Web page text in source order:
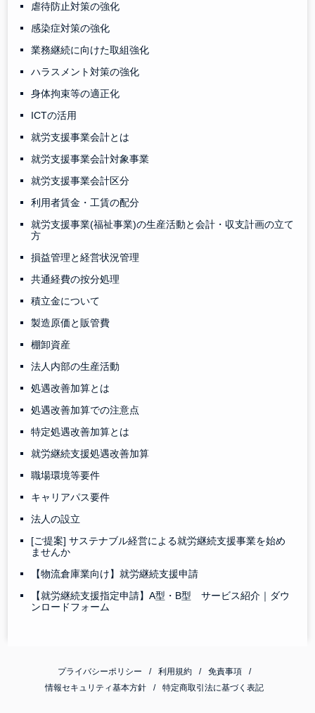
虐待防止対策の強化
感染症対策の強化
業務継続に向けた取組強化
ハラスメント対策の強化
身体拘束等の適正化
ICTの活用
就労支援事業会計とは
就労支援事業会計対象事業
就労支援事業会計区分
利用者賃金・工賃の配分
就労支援事業(福祉事業)の生産活動と会計・収支計画の立て
方
損益管理と経営状況管理
共通経費の按分処理
積立金について
製造原価と販管費
棚卸資産
法人内部の生産活動
処遇改善加算とは
処遇改善加算での注意点
特定処遇改善加算とは
就労継続支援処遇改善加算
職場環境等要件
キャリアパス要件
法人の設立
[ご提案] サステナブル経営による就労継続支援事業を始め
ませんか
【物流倉庫業向け】就労継続支援申請
【就労継続支援指定申請】A型・B型 サービス紹介｜ダウ
ンロードフォーム
プライバシーポリシー 利用規約
免責事項
情報セキュリティ基本方針
特定商取引法に基づく表記